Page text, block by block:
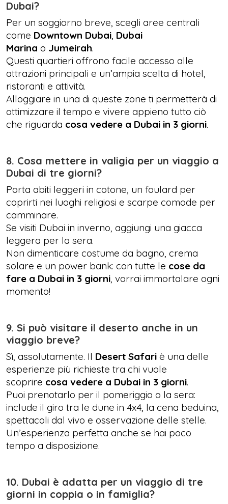
Dubai?
Per un soggiorno breve, scegli aree centrali
come Downtown Dubai, Dubai
Marina o Jumeirah.
Questi quartieri offrono facile accesso alle
attrazioni principali e un’ampia scelta di hotel,
ristoranti e attività.
Alloggiare in una di queste zone ti permetterà di
ottimizzare il tempo e vivere appieno tutto ciò
che riguarda cosa vedere a Dubai in 3 giorni.
8. Cosa mettere in valigia per un viaggio a
Dubai di tre giorni?
Porta abiti leggeri in cotone, un foulard per
coprirti nei luoghi religiosi e scarpe comode per
camminare.
Se visiti Dubai in inverno, aggiungi una giacca
leggera per la sera.
Non dimenticare costume da bagno, crema
solare e un power bank: con tutte le cose da
fare a Dubai in 3 giorni, vorrai immortalare ogni
momento!
9. Si può visitare il deserto anche in un
viaggio breve?
Sì, assolutamente. Il Desert Safari è una delle
esperienze più richieste tra chi vuole
scoprire cosa vedere a Dubai in 3 giorni.
Puoi prenotarlo per il pomeriggio o la sera:
include il giro tra le dune in 4x4, la cena beduina,
spettacoli dal vivo e osservazione delle stelle.
Un’esperienza perfetta anche se hai poco
tempo a disposizione.
10. Dubai è adatta per un viaggio di tre
giorni in coppia o in famiglia?